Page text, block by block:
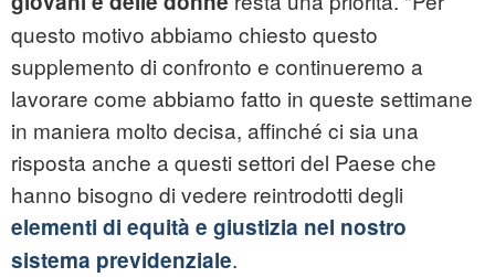
questo motivo abbiamo chiesto questo
supplemento di confronto e continueremo a
lavorare come abbiamo fatto in queste settimane
in maniera molto decisa, affinché ci sia una
risposta anche a questi settori del Paese che
hanno bisogno di vedere reintrodotti degli
elementi di equità e giustizia nel nostro
sistema previdenziale.